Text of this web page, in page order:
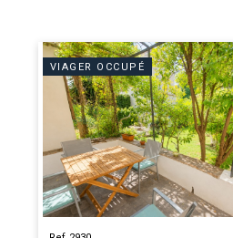
VIAGER OCCUPÉ